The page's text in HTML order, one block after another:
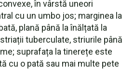
în vârstă uneori
cu un umbo jos; marginea la
plană până la înălțată la
tuberculate, striurile până
suprafața la tinerețe este
cu o pată sau mai multe pete